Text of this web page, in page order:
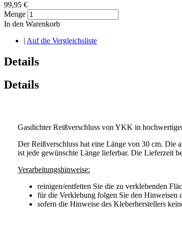
99,95 €
Menge
In den Warenkorb
| Auf die Vergleichsliste
Details
Details
Gasdichter Reißverschluss von YKK in
Der Reißverschluss hat eine Länge von 30 cm. Die
ist jede gewünschte Länge lieferbar. Die Lieferzeit
Verarbeitungshinweise:
reinigen/entfetten Sie die zu verklebenden
für die Verklebung folgen Sie den Hinweisen
sofern die Hinweise des Kleberherstellers